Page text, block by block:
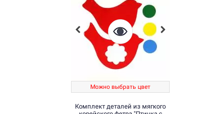
Можно выбрать цвет
Комплект деталей из мягкого